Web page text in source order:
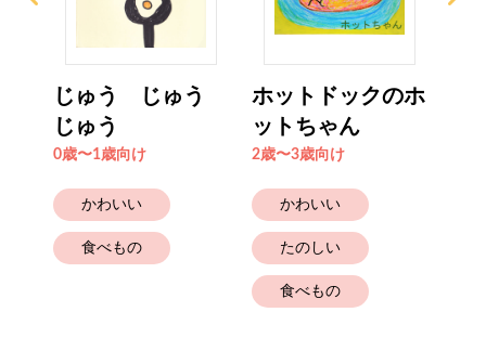
じゅう じゅう
じゅう
0歳〜1歳向け
かわいい
食べもの
ホットドックのホ
ットちゃん
2歳〜3歳向け
かわいい
たのしい
食べもの